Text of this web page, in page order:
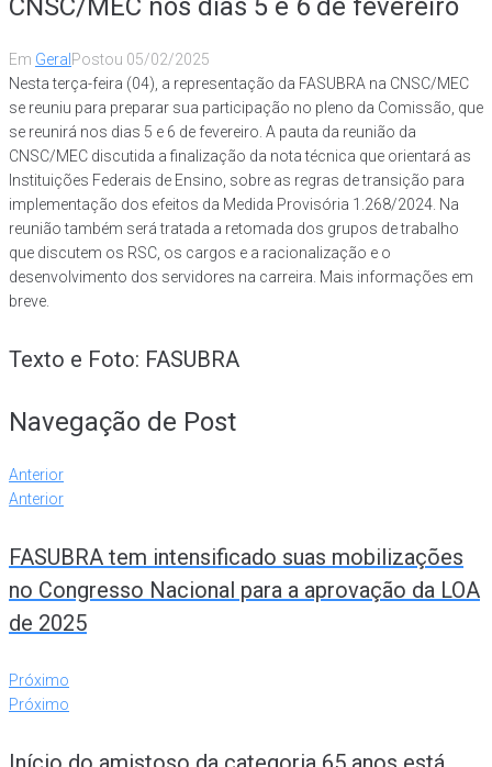
CNSC/MEC nos dias 5 e 6 de fevereiro
Em Geral Postou 05/02/2025
Nesta terça-feira (04), a representação da FASUBRA na CNSC/MEC
se reuniu para preparar sua participação no pleno da Comissão, que
se reunirá nos dias 5 e 6 de fevereiro. A pauta da reunião da
CNSC/MEC discutida a finalização da nota técnica que orientará as
Instituições Federais de Ensino, sobre as regras de transição para
implementação dos efeitos da Medida Provisória 1.268/2024. Na
reunião também será tratada a retomada dos grupos de trabalho
que discutem os RSC, os cargos e a racionalização e o
desenvolvimento dos servidores na carreira. Mais informações em
breve.
Texto e Foto: FASUBRA
Navegação de Post
Anterior
Anterior
FASUBRA tem intensificado suas mobilizações
no Congresso Nacional para a aprovação da LOA
de 2025
Próximo
Próximo